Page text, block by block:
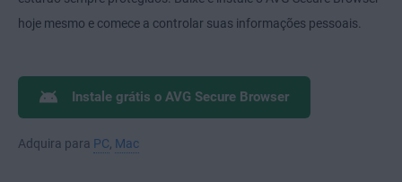
hoje mesmo e comece a controlar suas informações pessoais.
Instale grátis o AVG Secure Browser
Adquira para PC, Mac